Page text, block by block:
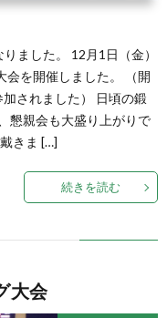
ました。 12月1日（金）
会を開催しました。 （開
されました） 日頃の鍛
懇親会も大盛り上がりで
きま […]
続きを読む
大会